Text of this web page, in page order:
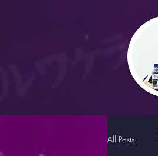
All Posts